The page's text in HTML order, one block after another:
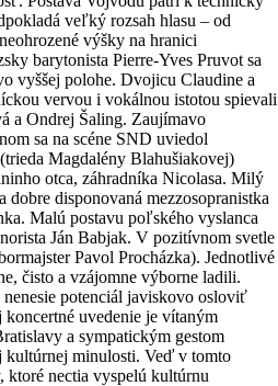
veľký rozsah hlasu – od
výšky na hranici
barytonista Pierre-Yves Pruvot sa
vyššej polohe. Dvojicu Claudine a
vervou i vokálnou istotou spievali
a Ondrej Šaling. Zaujímavo
sa na scéne SND uviedol
Magdalény Blahušiakovej)
otca, záhradníka Nicolasa. Milý
dobre disponovaná mezzosopranistka
Malú postavu poľského vyslanca
Ján Babjak. V pozitívnom svetle
Pavol Procházka). Jednotlivé
čisto a vzájomne výborne ladili.
potenciál javiskovo osloviť
koncertné uvedenie je vítaným
a sympatickým gestom
kultúrnej minulosti. Veď v tomto
ktoré nectia vyspelú kultúrnu